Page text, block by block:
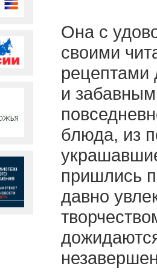
Она с
своими
рецептами
и
блюда, из
пришлись
давно